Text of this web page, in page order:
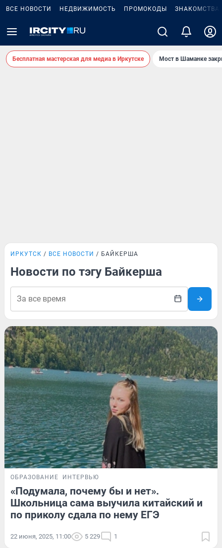
ВСЕ НОВОСТИ НЕДВИЖИМОСТЬ ПРОМОКОДЫ ЗНАКОМСТВА
Бесплатная мастерская для медиа в Иркутске Мост в Шаманке
ИРКУТСК ВСЕ НОВОСТИ БАЙКЕРША
Новости по тэгу Байкерша
ОБРАЗОВАНИЕ ИНТЕРВЬЮ
«Подумала, почему бы и нет».
Школьница сама выучила китайский и
по приколу сдала по нему ЕГЭ
22 июня, 2025, 11:00 5 229 1